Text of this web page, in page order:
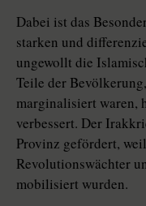
Dabei ist das
starken und
ungewollt die
Teile der
marginalisiert waren,
verbessert. Der
Provinz gefördert,
Revolutionswächter
mobilisiert wurden.